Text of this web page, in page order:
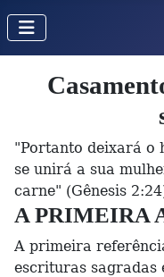
"Portanto deixará o
se unirá a sua
carne" (Gênesis
A PRIMEIRA
A primeira
escrituras sagradas